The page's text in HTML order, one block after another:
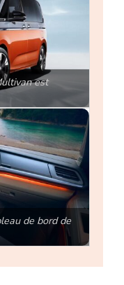
est
de bord de